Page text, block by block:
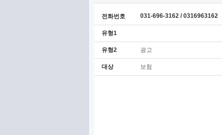
전화번호 031-696-3162 / 0316963162
유형1
유형2 광고
대상 보험